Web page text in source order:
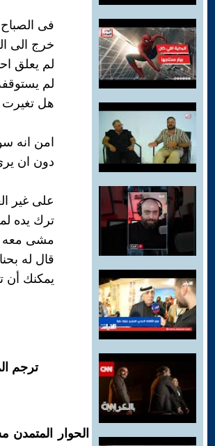
فى الصباح
خرج الى
لم يعلق
لم
هل تغيرت
امن انه
دون ان
على غير
ترك يده
مشى معه
قال له
يمكنك أن
ترجم
الحوار